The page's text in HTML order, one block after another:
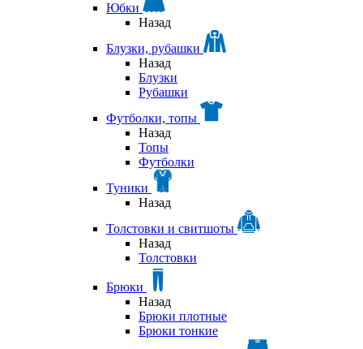
Юбки
Назад
Блузки, рубашки
Назад
Блузки
Рубашки
Футболки, топы
Назад
Топы
Футболки
Туники
Назад
Толстовки и свитшоты
Назад
Толстовки
Брюки
Назад
Брюки плотные
Брюки тонкие